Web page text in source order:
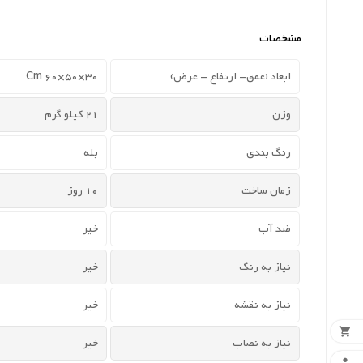
مشخصات
ابعاد (عمق- ارتفاع - عرض) 30×50×60 Cm
وزن 21 کیلو گرم
رنگ بندی بله
زمان ساخت 10 روز
ضد آب خیر
نیاز به رنگ خیر
نیاز به نقشه خیر
نیاز به نصاب خیر
